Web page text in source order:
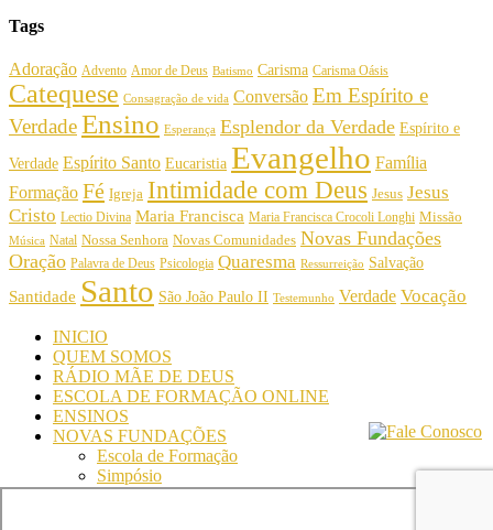
Tags
Adoração Advento Amor de Deus Batismo Carisma Carisma Oásis
Catequese Consagração de vida Conversão Em Espírito e
VerdadeEnsino Esperança Esplendor da Verdade Espírito e
Verdade Espírito Santo Eucaristia Evangelho Família
Formação Fé Igreja Intimidade com Deus Jesus Jesus
Cristo Lectio Divina Maria Francisca Maria Francisca Crocoli Longhi Missão
Música Natal Nossa Senhora Novas Comunidades Novas Fundações
Oração Palavra de Deus Psicologia Quaresma Ressurreição Salvação
Santidade Santo São João Paulo II Testemunho Verdade Vocação
INICIO
QUEM SOMOS
RÁDIO MÃE DE DEUS
ESCOLA DE FORMAÇÃO ONLINE
ENSINOS
NOVAS FUNDAÇÕES
Escola de Formação
Simpósio